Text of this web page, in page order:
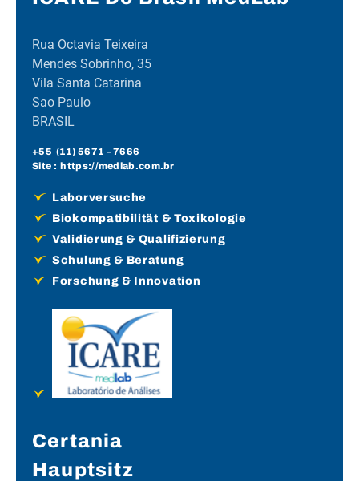
Rua Octavia Teixeira
Mendes Sobrinho, 35
Vila Santa Catarina
Sao Paulo
BRASIL
+55 (11) 5671 – 7666
Site : https://medlab.com.br
Laborversuche
Biokompatibilität & Toxikologie
Validierung & Qualifizierung
Schulung & Beratung
Forschung & Innovation
Certania
Hauptsitz